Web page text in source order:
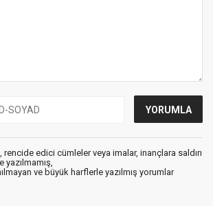
rencide edici cümleler veya imalar, inançlara saldırı
yazılmamış,
ve büyük harflerle yazılmış yorumlar